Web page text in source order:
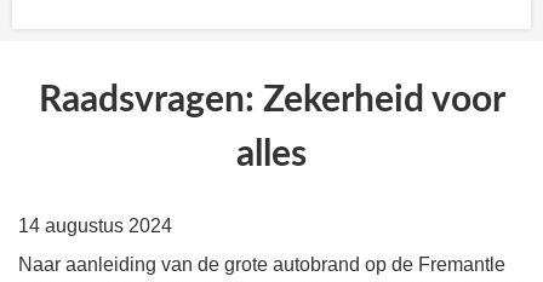
Raadsvragen: Zekerheid voor
alles
14 augustus 2024
Naar aanleiding van de grote autobrand op de Fremantle